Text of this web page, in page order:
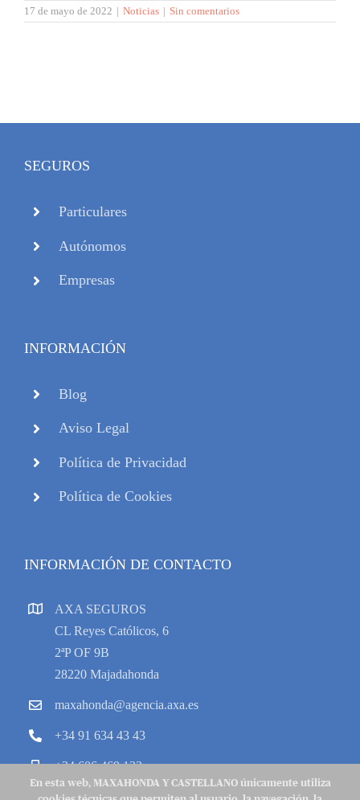
17 de mayo de 2022 | Noticias | Sin comentarios
SEGUROS
Particulares
Autónomos
Empresas
INFORMACIÓN
Blog
Aviso Legal
Política de Privacidad
Política de Cookies
INFORMACIÓN DE CONTACTO
AXA SEGUROS
CL Reyes Católicos, 6
2ªP OF 9B
28220 Majadahonda
maxahonda@agencia.axa.es
+34 91 634 43 43
+34 606 469 133
En esta web, MAXAHONDA Y CASTELLANO únicamente utiliza